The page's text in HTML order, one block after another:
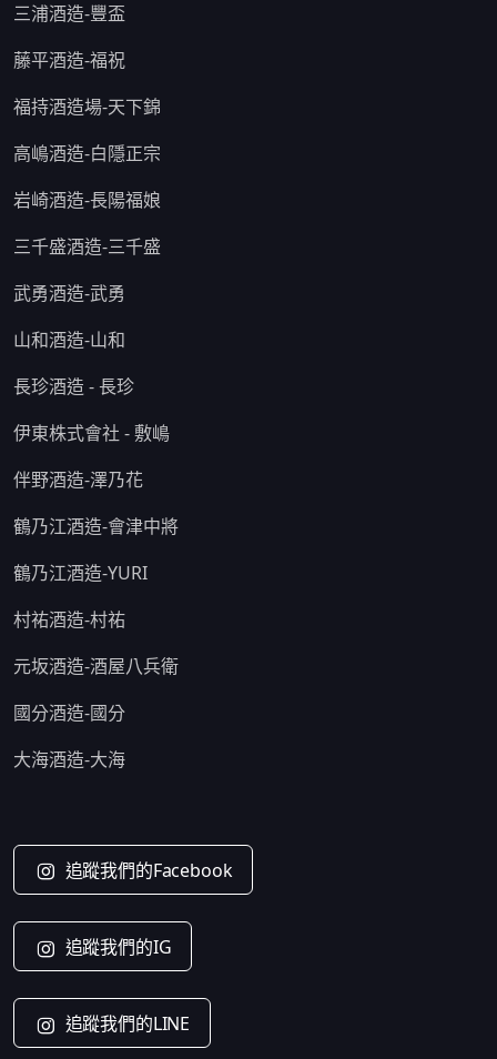
三浦酒造-豐盃
藤平酒造-福祝
福持酒造場-天下錦
高嶋酒造-白隱正宗
岩崎酒造-長陽福娘
三千盛酒造-三千盛
武勇酒造-武勇
山和酒造-山和
長珍酒造 - 長珍
伊東株式會社 - 敷嶋
伴野酒造-澤乃花
鶴乃江酒造-會津中將
鶴乃江酒造-YURI
村祐酒造-村祐
元坂酒造-酒屋八兵衛
國分酒造-國分
大海酒造-大海
追蹤我們的Facebook
追蹤我們的IG
追蹤我們的LINE